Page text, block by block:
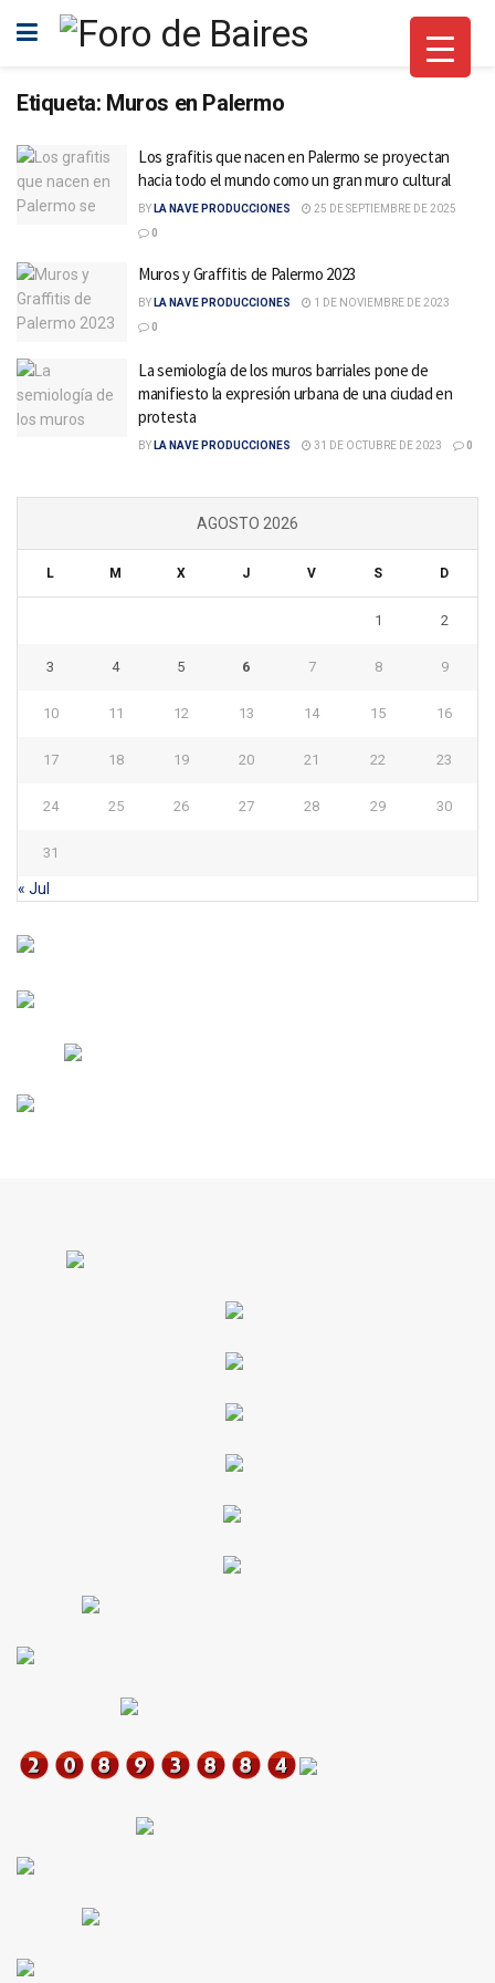
Etiqueta: Muros en Palermo
Los grafitis que nacen en Palermo se proyectan
hacia todo el mundo como un gran muro cultural
BY LA NAVE PRODUCCIONES
25 DE SEPTIEMBRE DE 2025
0
Muros y Graffitis de Palermo 2023
BY LA NAVE PRODUCCIONES
1 DE NOVIEMBRE DE 2023
0
La semiología de los muros barriales pone de
manifiesto la expresión urbana de una ciudad en
protesta
BY LA NAVE PRODUCCIONES 31 DE OCTUBRE DE 2023 0
AGOSTO 2026
L M X J V S D
1 2
3 4 5 6 7 8 9
10 11 12 13 14 15 16
17 18 19 20 21 22 23
24 25 26 27 28 29 30
31
« Jul